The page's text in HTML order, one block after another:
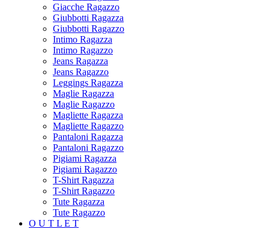
Giacche Ragazzo
Giubbotti Ragazza
Giubbotti Ragazzo
Intimo Ragazza
Intimo Ragazzo
Jeans Ragazza
Jeans Ragazzo
Leggings Ragazza
Maglie Ragazza
Maglie Ragazzo
Magliette Ragazza
Magliette Ragazzo
Pantaloni Ragazza
Pantaloni Ragazzo
Pigiami Ragazza
Pigiami Ragazzo
T-Shirt Ragazza
T-Shirt Ragazzo
Tute Ragazza
Tute Ragazzo
O U T L E T